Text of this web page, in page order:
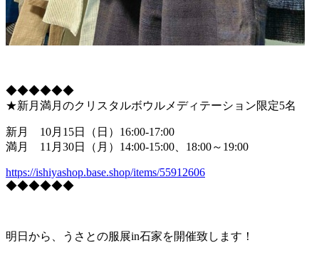
◆◆◆◆◆◆
★新月満月のクリスタルボウルメディテーション限定5名
新月 10月15日（日）16:00-17:00
満月 11月30日（月）14:00-15:00、18:00～19:00
https://ishiyashop.base.shop/items/55912606
◆◆◆◆◆◆
明日から、うさとの服展in石家を開催致します！